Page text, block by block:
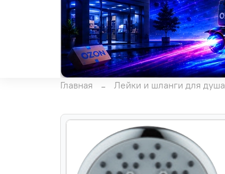
Главная Лейки и шланги для душа